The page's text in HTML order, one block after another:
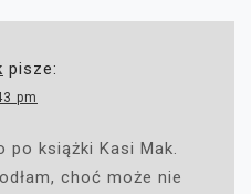
pisze:
pm
po książki Kasi Mak.
choć może nie